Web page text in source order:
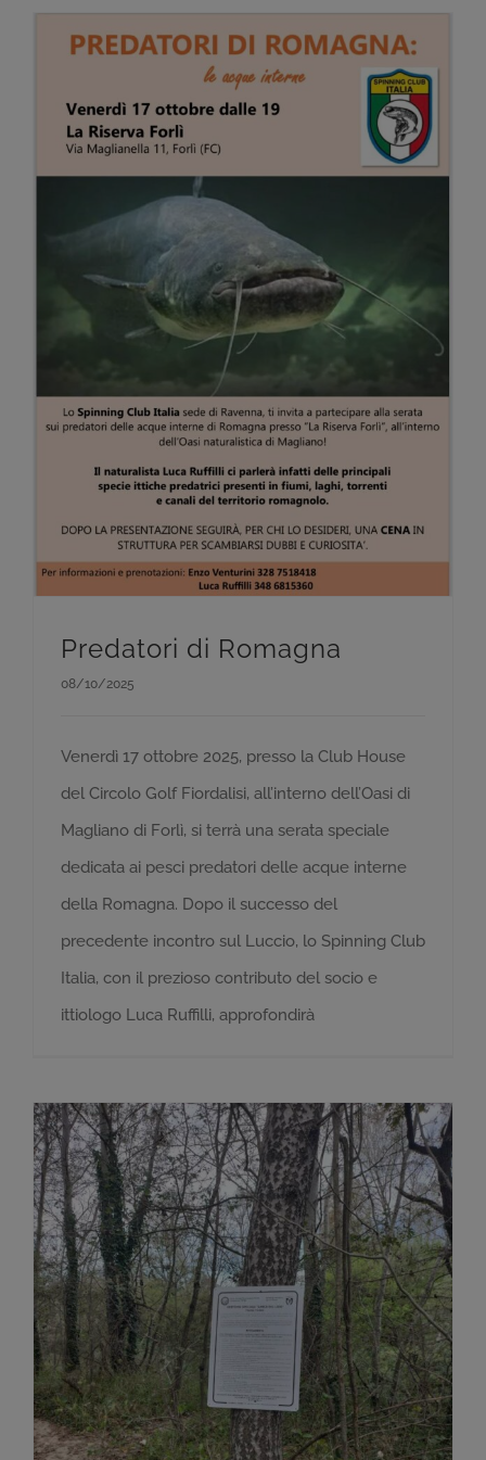
Predatori di Romagna
08/10/2025
Venerdì 17 ottobre 2025, presso la Club House
del Circolo Golf Fiordalisi, all’interno dell’Oasi di
Magliano di Forlì, si terrà una serata speciale
dedicata ai pesci predatori delle acque interne
della Romagna. Dopo il successo del
precedente incontro sul Luccio, lo Spinning Club
Italia, con il prezioso contributo del socio e
ittiologo Luca Ruffilli, approfondirà